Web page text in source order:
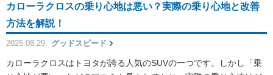
カローラクロスの乗り心地は悪い？実際の乗り心地と改善
方法を解説！
2025.08.29 グッドスピード
カローラクロスはトヨタが誇る人気のSUVの一つです。しかし「乗